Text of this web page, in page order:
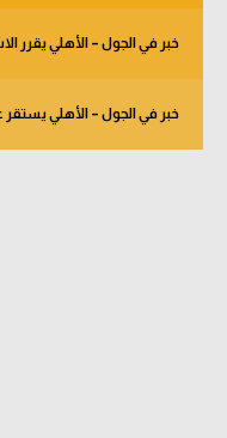
خبر في الجول – الأهلي يقرر
خبر في الجول – الأهلي يستقر